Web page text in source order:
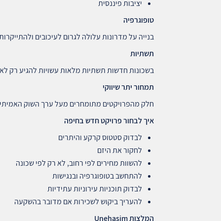
יציבות פיננסית
טופוגרפיה
בנייה על מדרונות עלולה לגרום לעיכובים
תשתיות
בשכונות חדשות תשתיות מלאות עשויות להגיע רק לאחר 3–5
תמחור יתר שיווקי
חלק מהפרויקטים מתומחרים מעל ערך השוק
איך לבחור פרויקט חדש בחיפה
לבדוק סטטוס קרקע והיתרים
לחקור את היזם
להשוות מחירים לפי רחוב, לא רק לפי שכונה
להתחשב בטופוגרפיה ובנגישות
לבדוק תוכניות עירוניות עתידיות
להעריך ביקוש לשכירות אם מדובר בהשקעה
המלצותUnehasim